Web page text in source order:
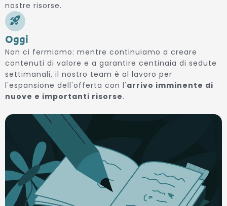
nostre risorse.
Non ci fermiamo: mentre continuiamo a creare
contenuti di valore e a garantire centinaia di sedute
settimanali, il nostro team è al lavoro per
l'espansione dell'offerta con l'arrivo imminente di
nuove e importanti risorse.
Oggi